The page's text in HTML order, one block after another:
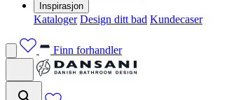
Inspirasjon
Kataloger Design ditt bad Kundecaser
Finn forhandler